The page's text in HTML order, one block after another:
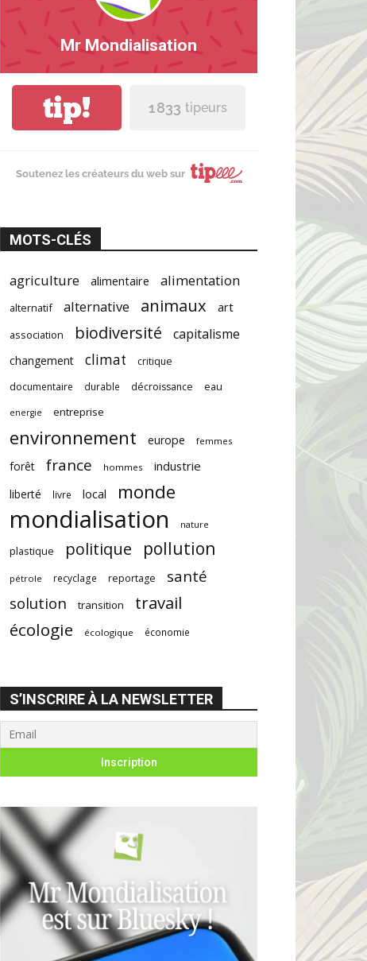
Mr Mondialisation
tip! 1 833 tipeurs
Soutenez les créateurs du web sur
MOTS-CLÉS
agriculture alimentaire alimentation
alternatif alternative animaux art
association biodiversité capitalisme
changement climat
critique
documentaire
durable décroissance eau
energie entreprise
environnement europe femmes
forêt france hommes industrie
liberté livre local monde
mondialisation nature
plastique politique pollution
pétrole recyclage reportage
santé
solution
transition
travail
écologie
écologique économie
S’INSCRIRE À LA NEWSLETTER